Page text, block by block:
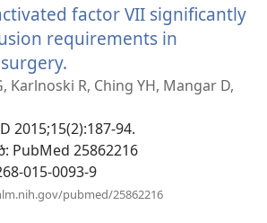
պատուհան)
factor VII significantly
requirements in
է
պատուհան)
Karlnoski R, Ching YH, Mangar D,
2015;15(2):187-94.
‎: PubMed 25862216
015-0093-9
pubmed/25862216